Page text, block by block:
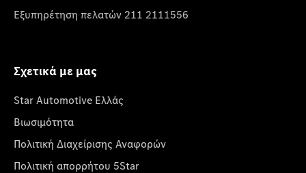
Εξυπηρέτηση πελατών 211 2111556
Σχετικά με μας
Star Automotive Ελλάς
Βιωσιμότητα
Πολιτική Διαχείρισης Αναφορών
Πολιτική απορρήτου 5Star